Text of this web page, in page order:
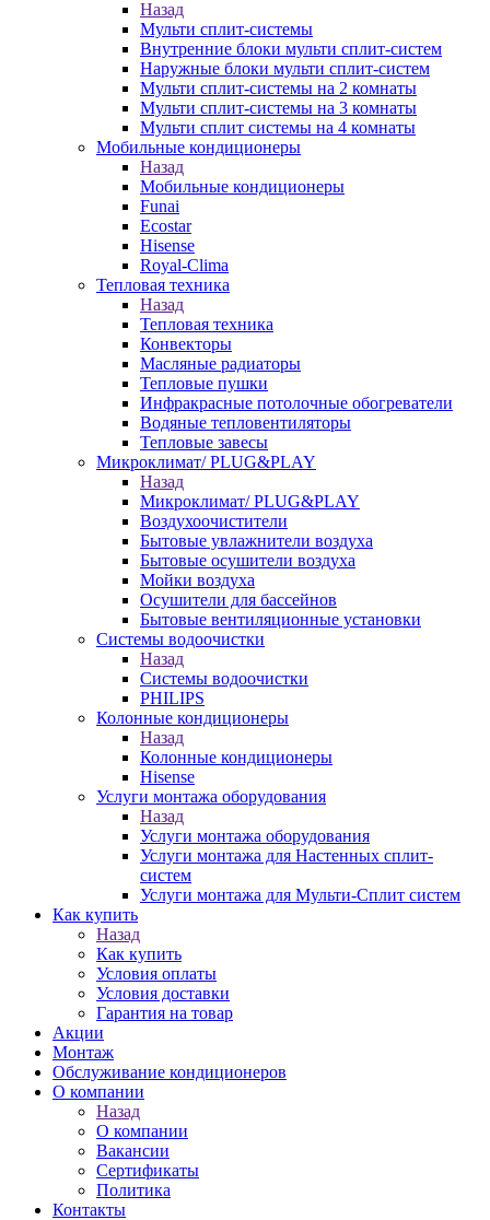
Назад
Мульти сплит-системы
Внутренние блоки мульти сплит-систем
Наружные блоки мульти сплит-систем
Мульти сплит-системы на 2 комнаты
Мульти сплит-системы на 3 комнаты
Мульти сплит системы на 4 комнаты
Мобильные кондиционеры
Назад
Мобильные кондиционеры
Funai
Ecostar
Hisense
Royal-Clima
Тепловая техника
Назад
Тепловая техника
Конвекторы
Масляные радиаторы
Тепловые пушки
Инфракрасные потолочные обогреватели
Водяные тепловентиляторы
Тепловые завесы
Микроклимат/ PLUG&PLAY
Назад
Микроклимат/ PLUG&PLAY
Воздухоочистители
Бытовые увлажнители воздуха
Бытовые осушители воздуха
Мойки воздуха
Осушители для бассейнов
Бытовые вентиляционные установки
Системы водоочистки
Назад
Системы водоочистки
PHILIPS
Колонные кондиционеры
Назад
Колонные кондиционеры
Hisense
Услуги монтажа оборудования
Назад
Услуги монтажа оборудования
Услуги монтажа для Настенных сплит-
систем
Услуги монтажа для Мульти-Сплит систем
Как купить
Назад
Как купить
Условия оплаты
Условия доставки
Гарантия на товар
Акции
Монтаж
Обслуживание кондиционеров
О компании
Назад
О компании
Вакансии
Сертификаты
Политика
Контакты